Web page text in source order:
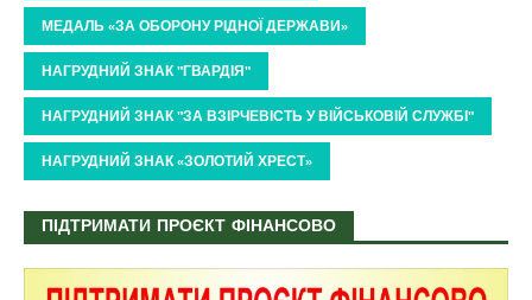
МЕДАЛЬ «ЗА ОБОРОНУ РІДНОЇ ДЕРЖАВИ»
НАГРУДНИЙ ЗНАК "ГВАРДІЯ"
НАГРУДНИЙ ЗНАК "ЗА ВЗІРЧЕВІСТЬ У ВІЙСЬКОВІЙ СЛУЖБІ"
НАГРУДНИЙ ЗНАК «ЗОЛОТИЙ ХРЕСТ»
ПІДТРИМАТИ ПРОЄКТ ФІНАНСОВО